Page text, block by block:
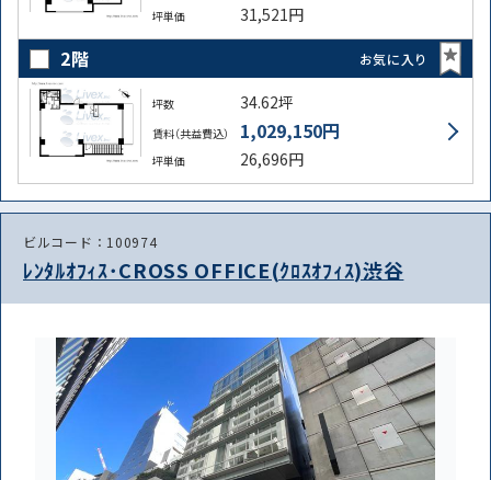
坪単価 31,521円
2階 お気に入り
坪数 34.62坪
賃料（共益費込） 1,029,150円
坪単価 26,696円
ビルコード：100974
ﾚﾝﾀﾙｵﾌｨｽ･CROSS OFFICE(ｸﾛｽｵﾌｨｽ)渋谷